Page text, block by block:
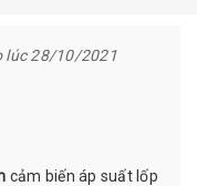
lúc 28/10/2021
cảm biến áp suất lốp